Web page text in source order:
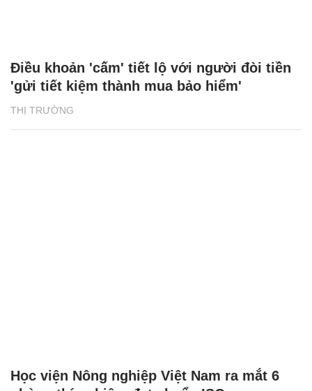
THỊ TRƯỜNG
Điều khoản 'cấm' tiết lộ với người đòi tiền
'gửi tiết kiệm thành mua bảo hiểm'
Học viện Nông nghiệp Việt Nam ra mắt 6